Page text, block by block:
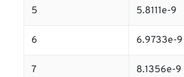
5 5.8111e-9
6 6.9733e-9
7 8.1356e-9